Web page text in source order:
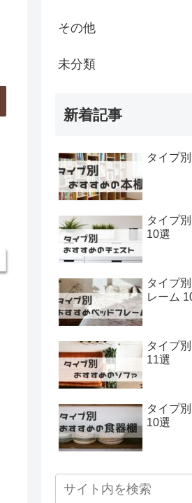
その他
未分類
新着記事
タイプ
タイプ
10選
タイプ
レーム
タイプ
11選
タイプ
10選